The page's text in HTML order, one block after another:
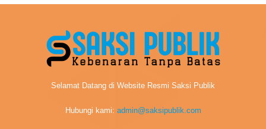
Selamat Datang di Website Resmi Saksi Publik
Hubungi kami: admin@saksipublik.com